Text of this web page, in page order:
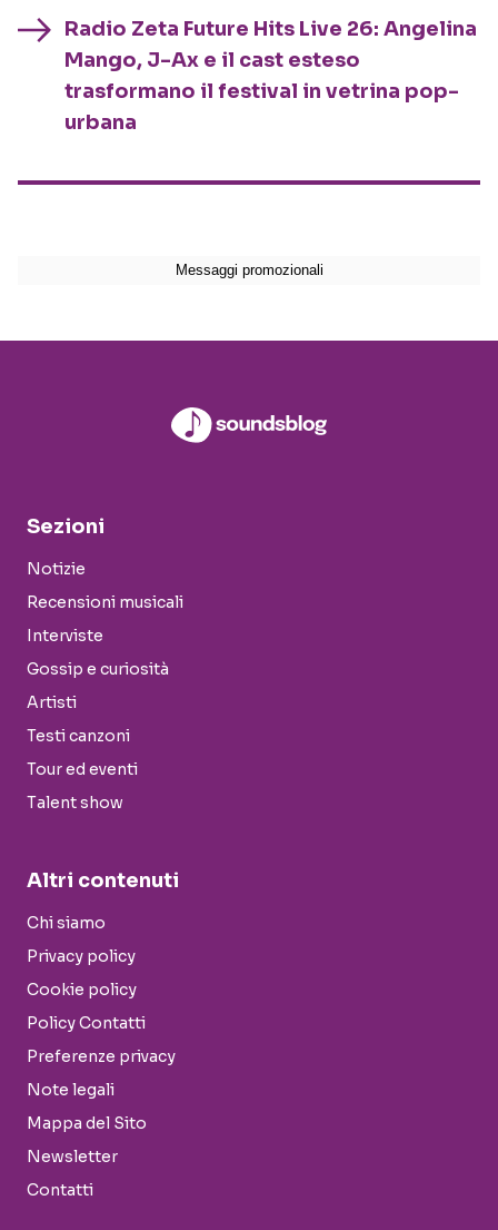
Radio Zeta Future Hits Live 26: Angelina
Mango, J-Ax e il cast esteso
trasformano il festival in vetrina pop-
urbana
Sezioni
Notizie
Recensioni musicali
Interviste
Gossip e curiosità
Artisti
Testi canzoni
Tour ed eventi
Talent show
Altri contenuti
Chi siamo
Privacy policy
Cookie policy
Policy Contatti
Preferenze privacy
Note legali
Mappa del Sito
Newsletter
Contatti